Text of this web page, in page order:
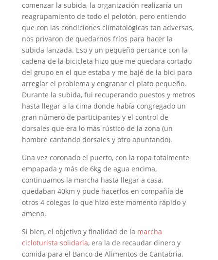
comenzar la subida, la organización realizaría un
reagrupamiento de todo el pelotón, pero entiendo
que con las condiciones climatológicas tan adversas,
nos privaron de quedarnos fríos para hacer la
subida lanzada. Eso y un pequeño percance con la
cadena de la bicicleta hizo que me quedara cortado
del grupo en el que estaba y me bajé de la bici para
arreglar el problema y engranar el plato pequeño.
Durante la subida, fui recuperando puestos y metros
hasta llegar a la cima donde había congregado un
gran número de participantes y el control de
dorsales que era lo más rústico de la zona (un
hombre cantando dorsales y otro apuntando).
Una vez coronado el puerto, con la ropa totalmente
empapada y más de 6kg de agua encima,
continuamos la marcha hasta llegar a casa,
quedaban 40km y pude hacerlos en compañía de
otros 4 colegas lo que hizo este momento rápido y
ameno.
Si bien, el objetivo y finalidad de la marcha
cicloturista solidaria, era la de recaudar dinero y
comida para el Banco de Alimentos de Cantabria,